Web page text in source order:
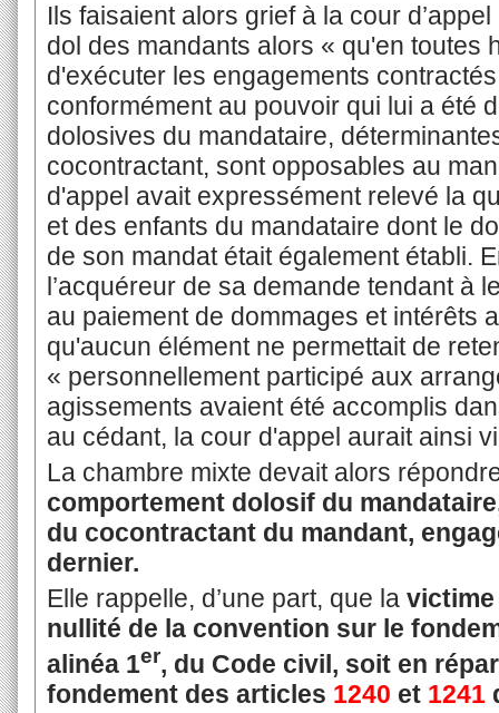
Ils faisaient alors grief à la cour
dol des mandants alors « qu'en toutes
d'exécuter les engagements
conformément au pouvoir qui lui a été
dolosives du mandataire,
cocontractant, sont opposables au
d'appel avait expressément relevé la
et des enfants du mandataire dont le
de son mandat était également établi.
l’acquéreur de sa demande tendant à
au paiement de dommages et intérêts
qu'aucun élément ne permettait de
« personnellement participé aux
agissements avaient été accomplis
au cédant, la cour d'appel aurait ainsi
La chambre mixte devait alors
comportement dolosif du
du cocontractant du mandant,
dernier.
Elle rappelle, d’une part, que la victime
nullité de la convention sur le
alinéa 1er, du Code civil, soit en
fondement des articles 1240 et 1241